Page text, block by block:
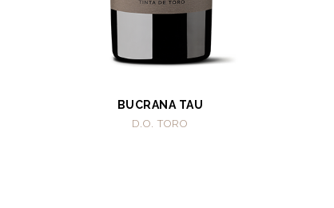
BUCRANA TAU
D.O. TORO